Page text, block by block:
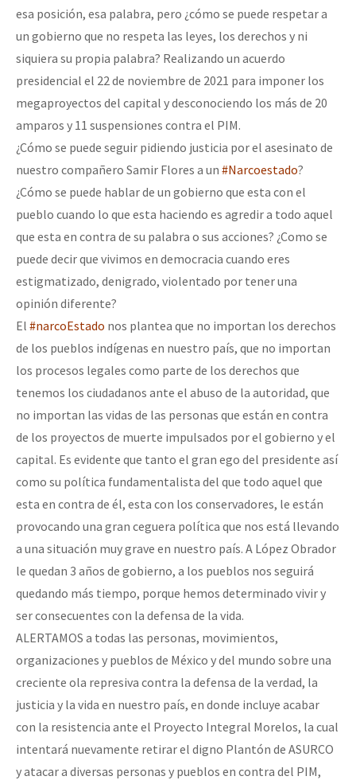
esa posición, esa palabra, pero ¿cómo se puede respetar a
un gobierno que no respeta las leyes, los derechos y ni
siquiera su propia palabra? Realizando un acuerdo
presidencial el 22 de noviembre de 2021 para imponer los
megaproyectos del capital y desconociendo los más de 20
amparos y 11 suspensiones contra el PIM.
¿Cómo se puede seguir pidiendo justicia por el asesinato de
nuestro compañero Samir Flores a un #Narcoestado?
¿Cómo se puede hablar de un gobierno que esta con el
pueblo cuando lo que esta haciendo es agredir a todo aquel
que esta en contra de su palabra o sus acciones? ¿Como se
puede decir que vivimos en democracia cuando eres
estigmatizado, denigrado, violentado por tener una
opinión diferente?
El #narcoEstado nos plantea que no importan los derechos
de los pueblos indígenas en nuestro país, que no importan
los procesos legales como parte de los derechos que
tenemos los ciudadanos ante el abuso de la autoridad, que
no importan las vidas de las personas que están en contra
de los proyectos de muerte impulsados por el gobierno y el
capital. Es evidente que tanto el gran ego del presidente así
como su política fundamentalista del que todo aquel que
esta en contra de él, esta con los conservadores, le están
provocando una gran ceguera política que nos está llevando
a una situación muy grave en nuestro país. A López Obrador
le quedan 3 años de gobierno, a los pueblos nos seguirá
quedando más tiempo, porque hemos determinado vivir y
ser consecuentes con la defensa de la vida.
ALERTAMOS a todas las personas, movimientos,
organizaciones y pueblos de México y del mundo sobre una
creciente ola represiva contra la defensa de la verdad, la
justicia y la vida en nuestro país, en donde incluye acabar
con la resistencia ante el Proyecto Integral Morelos, la cual
intentará nuevamente retirar el digno Plantón de ASURCO
y atacar a diversas personas y pueblos en contra del PIM,